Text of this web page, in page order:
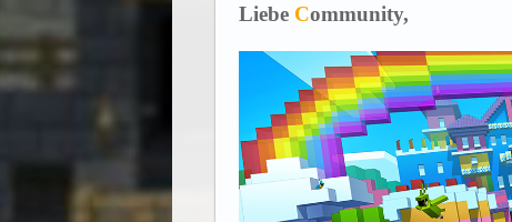
Liebe Community,